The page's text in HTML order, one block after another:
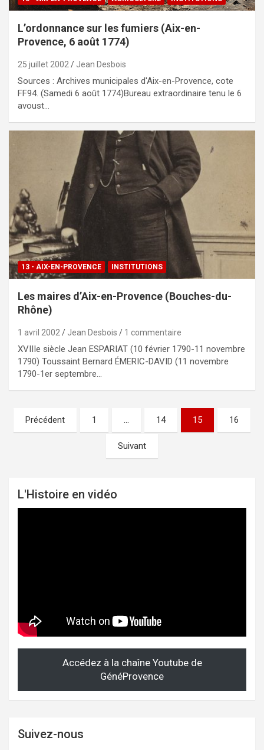
L’ordonnance sur les fumiers (Aix-en-
Provence, 6 août 1774)
25 juillet 2002 Jean Desbois
Sources : Archives municipales d'Aix-en-Provence, cote
FF94. (Samedi 6 août 1774)Bureau extraordinaire tenu le 6
avoust…
13 - AIX-EN-PROVENCE INSTITUTIONS
Les maires d’Aix-en-Provence (Bouches-du-
Rhône)
1 avril 2002 Jean Desbois 1 commentaire
XVIIIe siècle Jean ESPARIAT (10 février 1790-11 novembre
1790) Toussaint Bernard ÉMERIC-DAVID (11 novembre
1790-1er septembre…
Pagination
Précédent 1 14 15 16
Suivant
L'Histoire en vidéo
Accédez à la chaîne Youtube de
GénéProvence
Suivez-nous